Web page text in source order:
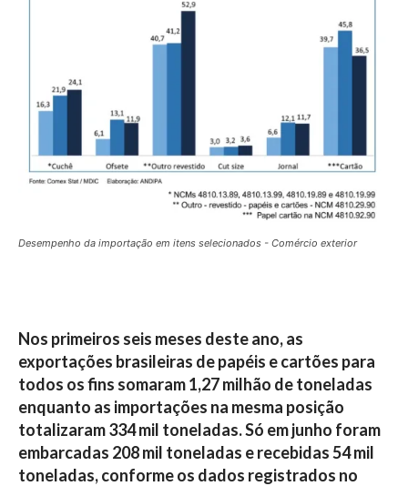
Desempenho da importação em itens selecionados - Comércio exterior
Nos primeiros seis meses deste ano, as
exportações brasileiras de papéis e cartões para
todos os fins somaram 1,27 milhão de toneladas
enquanto as importações na mesma posição
totalizaram 334 mil toneladas. Só em junho foram
embarcadas 208 mil toneladas e recebidas 54 mil
toneladas, conforme os dados registrados no